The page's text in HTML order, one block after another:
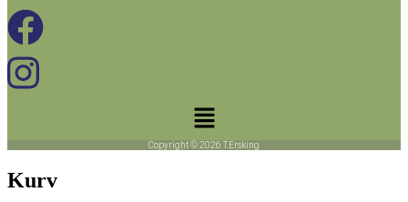
Menu
Copyright © 2026 T.Ersking
Kurv